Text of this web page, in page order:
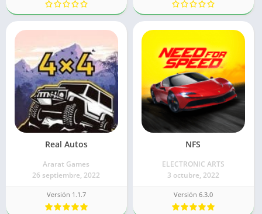
Real Autos
Ararat Games
26 septiembre, 2022
Versión 1.1.7
NFS
ELECTRONIC ARTS
3 octubre, 2022
Versión 6.3.0